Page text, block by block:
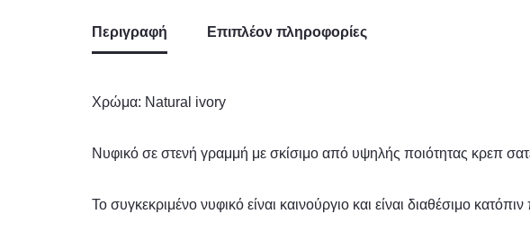
Περιγραφή Επιπλέον πληροφορίες
Χρώμα: Natural ivory
Νυφικό σε στενή γραμμή με σκίσιμο από υψηλής ποιότητας κρεπ
Το συγκεκριμένο νυφικό είναι καινούργιο και είναι διαθέσιμο